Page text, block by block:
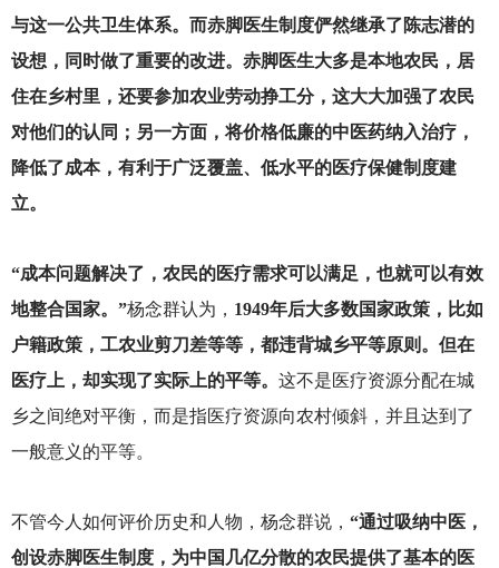
与这一公共卫生体系。而赤脚医生制度俨然继承了陈志潜的
设想，同时做了重要的改进。赤脚医生大多是本地农民，居
住在乡村里，还要参加农业劳动挣工分，这大大加强了农民
对他们的认同；另一方面，将价格低廉的中医药纳入治疗，
降低了成本，有利于广泛覆盖、低水平的医疗保健制度建
立。
“成本问题解决了，农民的医疗需求可以满足，也就可以有效
地整合国家。”杨念群认为， 1949年后大多数国家政策，比如
户籍政策，工农业剪刀差等等，都违背城乡平等原则。但在
医疗上，却实现了实际上的平等。 这不是医疗资源分配在城
乡之间绝对平衡，而是指医疗资源向农村倾斜，并且达到了
一般意义的平等。
不管今人如何评价历史和人物，杨念群说， “通过吸纳中医，
创设赤脚医生制度，为中国几亿分散的农民提供了基本的医